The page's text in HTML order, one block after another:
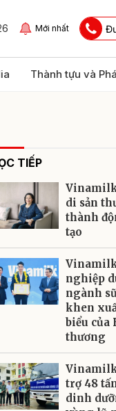
Mới nhất
Thành tựu và
TIẾP
di sản
thành
tạo
nghiệp
ngành
khen
biểu của
thương
trợ 48
dinh
Gửi